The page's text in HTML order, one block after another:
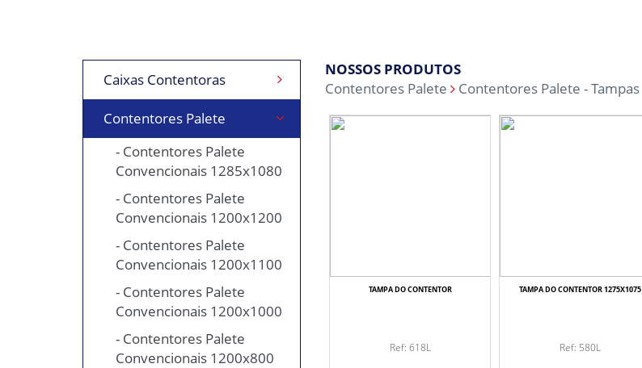
Caixas Contentoras
Contentores Palete
- Contentores Palete
Convencionais 1285x1080
- Contentores Palete
Convencionais 1200x1200
- Contentores Palete
Convencionais 1200x1100
- Contentores Palete
Convencionais 1200x1000
- Contentores Palete
Convencionais 1200x800
NOSSOS PRODUTOS
Contentores Palete
Contentores Palete - Tampas
TAMPA DO CONTENTOR
Ref: 618L
TAMPA DO CONTENTOR 1275X1075
Ref: 580L